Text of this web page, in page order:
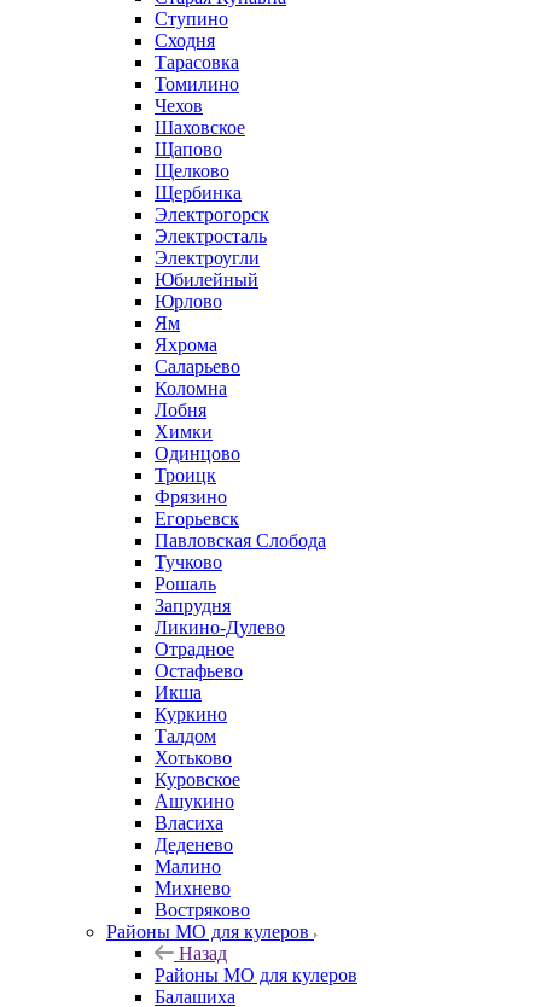
Ступино
Сходня
Тарасовка
Томилино
Чехов
Шаховское
Щапово
Щелково
Щербинка
Электрогорск
Электросталь
Электроугли
Юбилейный
Юрлово
Ям
Яхрома
Саларьево
Коломна
Лобня
Химки
Одинцово
Троицк
Фрязино
Егорьевск
Павловская Слобода
Тучково
Рошаль
Запрудня
Ликино-Дулево
Отрадное
Остафьево
Икша
Куркино
Талдом
Хотьково
Куровское
Ашукино
Власиха
Деденево
Малино
Михнево
Востряково
Районы МО для кулеров
Назад
Районы МО для кулеров
Балашиха